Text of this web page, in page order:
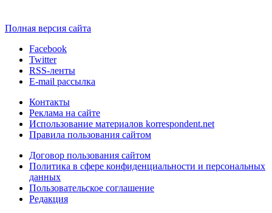
Полная версия сайта
Facebook
Twitter
RSS-ленты
E-mail рассылка
Контакты
Реклама на сайте
Использование материалов korrespondent.net
Правила пользования сайтом
Договор пользования сайтом
Политика в сфере конфиденциальности и персональных
данных
Пользовательское соглашение
Редакция